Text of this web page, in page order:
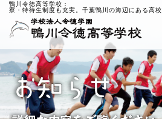
鴨川令徳高等学校：
寮・特待生制度も充実。千葉鴨川の海辺にある高校